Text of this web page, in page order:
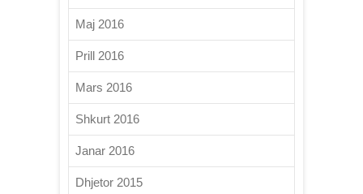
Maj 2016
Prill 2016
Mars 2016
Shkurt 2016
Janar 2016
Dhjetor 2015